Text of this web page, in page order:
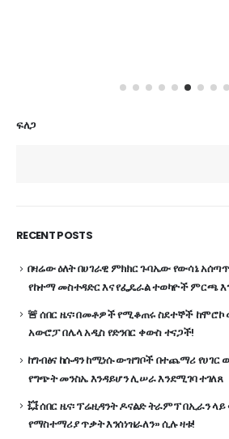
ፍለጋ
RECENT POSTS
በዛሬው ዕለት በሀገራዊ ምክክር ጉባኤው የውሳኔ አሰጣጥ
የከተማ መስተዳድር እና የፌዴራል ተወካዮች ምርጫ
🚨 ሰበር ዜና፡ በመቶዎች የሚቆጠሩ ስደተኞች ከሞሮኮ
አውሮፓ በሌላ አዲስ የድንበር ቀውስ ተናጋች!
ከግብፅና ከሱዳን ከሚነሱ ውዝግቦች በተጨማሪ የሀገር
የግጭት መንስኤ እንዳይሆን ሊሠራ እንደሚገባ ተገለጸ
💥 ሰበር ዜና፡ ፕሬዚዳንት ዶናልድ ትራምፕ በኢራን
የማስተማሪያ ጥቃት እንሰነዝራለን» ሲሉ ዛቱ!